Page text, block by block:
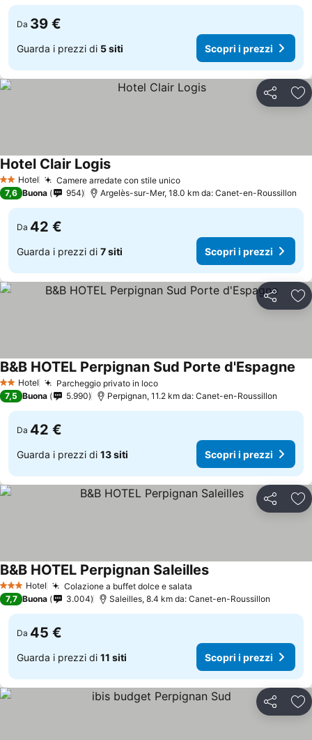
Da 39 €
Guarda i prezzi di 5 siti Scopri i prezzi
Condividi
2 StelleHotel Camere arredate con stile unico
Hotel Clair Logis
7,6 Buona 954 Argelès-sur-Mer, 18.0 km da: Canet-en-Roussillon
Da 42 €
Guarda i prezzi di 7 siti Scopri i prezzi
Condividi
2 StelleHotel Parcheggio privato in loco
B&B HOTEL Perpignan Sud Porte d'Espagne
7,5 Buona 5.990 Perpignan, 11.2 km da: Canet-en-Roussillon
Da 42 €
Guarda i prezzi di 13 siti Scopri i prezzi
Condividi
3 StelleHotel Colazione a buffet dolce e salata
B&B HOTEL Perpignan Saleilles
7,7 Buona 3.004 Saleilles, 8.4 km da: Canet-en-Roussillon
Da 45 €
Guarda i prezzi di 11 siti Scopri i prezzi
Condividi